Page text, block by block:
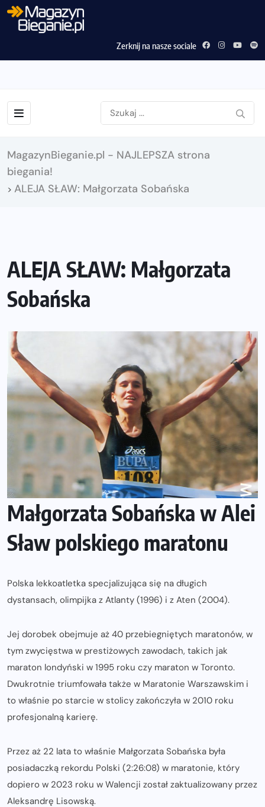
Zerknij na nasze sociale
MagazynBieganie.pl - NAJLEPSZA strona
biegania!
> ALEJA SŁAW: Małgorzata Sobańska
ALEJA SŁAW: Małgorzata
Sobańska
Małgorzata Sobańska w Alei
Sław polskiego maratonu
Polska lekkoatletka specjalizująca się na długich
dystansach, olimpijka z Atlanty (1996) i z Aten (2004).
Jej dorobek obejmuje aż 40 przebiegniętych maratonów, w
tym zwycięstwa w prestiżowych zawodach, takich jak
maraton londyński w 1995 roku czy maraton w Toronto.
Dwukrotnie triumfowała także w Maratonie Warszawskim i
to właśnie po starcie w stolicy zakończyła w 2010 roku
profesjonalną karierę.
Przez aż 22 lata to właśnie Małgorzata Sobańska była
posiadaczką rekordu Polski (2:26:08) w maratonie, który
dopiero w 2023 roku w Walencji został zaktualizowany przez
Aleksandrę Lisowską.